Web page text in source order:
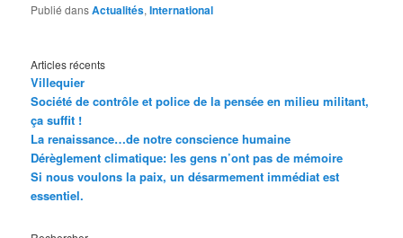
Publié dansActualités,International
Articles récents
Villequier
Société de contrôle et police de la pensée en milieu militant,
ça suffit !
La renaissance…de notre conscience humaine
Dérèglement climatique: les gens n’ont pas de mémoire
Si nous voulons la paix, un désarmement immédiat est
essentiel.